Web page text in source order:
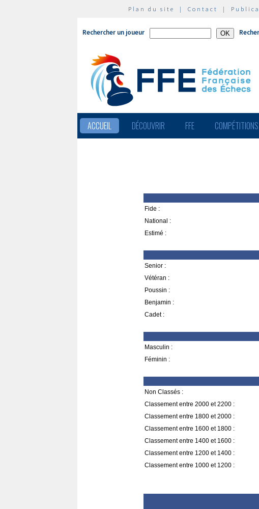
Plan du site | Contact |
Rechercher un joueur
ACCUEIL DÉCOUVRIR FFE COMPÉTITIONS
Fide :
National :
Estimé :
Senior :
Vétéran :
Poussin :
Benjamin :
Cadet :
Masculin :
Féminin :
Non Classés :
Classement entre 2000 et 2200 :
Classement entre 1800 et 2000 :
Classement entre 1600 et 1800 :
Classement entre 1400 et 1600 :
Classement entre 1200 et 1400 :
Classement entre 1000 et 1200 :